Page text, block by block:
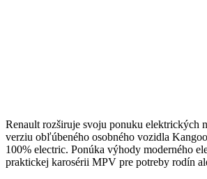
Renault rozširuje svoju ponuku elektrických
verziu obľúbeného osobného vozidla
100% electric. Ponúka výhody moderného
praktickej karosérii MPV pre potreby rodín